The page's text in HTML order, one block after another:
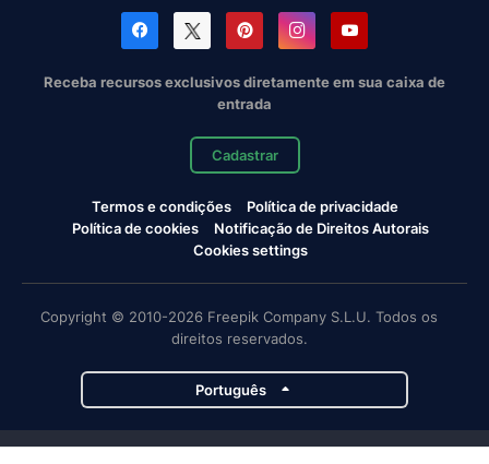
Receba recursos exclusivos diretamente em sua caixa de
entrada
Cadastrar
Termos e condições
Política de privacidade
Política de cookies
Notificação de Direitos Autorais
Cookies settings
Copyright © 2010-2026 Freepik Company S.L.U. Todos os
direitos reservados.
Português